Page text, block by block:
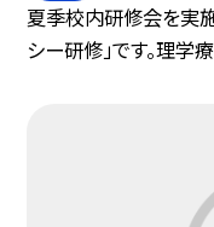
夏季校内研修会を実施
シー研修」です。理学